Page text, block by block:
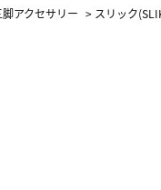
アクセサリー > スリック